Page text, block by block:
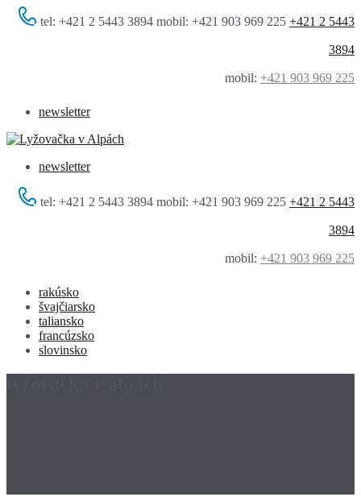
tel: +421 2 5443 3894 mobil: +421 903 969 225 +421 2 5443
3894
mobil: +421 903 969 225
newsletter
newsletter
tel: +421 2 5443 3894 mobil: +421 903 969 225 +421 2 5443
3894
mobil: +421 903 969 225
rakúsko
švajčiarsko
taliansko
francúzsko
slovinsko